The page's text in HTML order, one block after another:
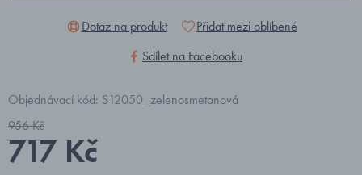
Dotaz na produkt
Přidat mezi oblíbené
Sdílet na Facebooku
Objednávací kód: S12050_zelenosmetanová
956 Kč
717 Kč